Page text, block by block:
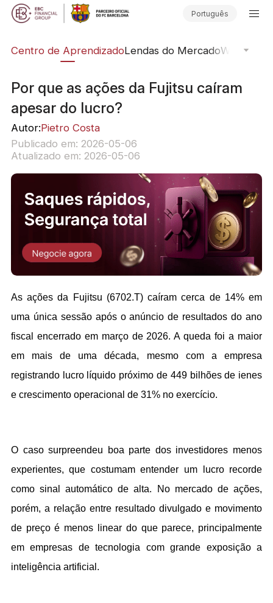
Português
Centro de AprendizadoLendas do MercadoWebinars
Por que as ações da Fujitsu caíram
apesar do lucro?
Autor:Pietro Costa
Publicado em: 2026-05-06
Atualizado em: 2026-05-06
As ações da Fujitsu (6702.T) caíram cerca de 14% em
uma única sessão após o anúncio de resultados do ano
fiscal encerrado em março de 2026. A queda foi a maior
em mais de uma década, mesmo com a empresa
registrando lucro líquido próximo de 449 bilhões de ienes
e crescimento operacional de 31% no exercício.
O caso surpreendeu boa parte dos investidores menos
experientes, que costumam entender um lucro recorde
como sinal automático de alta. No mercado de ações,
porém, a relação entre resultado divulgado e movimento
de preço é menos linear do que parece, principalmente
em empresas de tecnologia com grande exposição a
inteligência artificial.